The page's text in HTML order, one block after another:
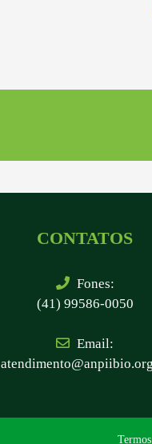
CONTATOS
Fones:
(41) 99586-0050
Email: